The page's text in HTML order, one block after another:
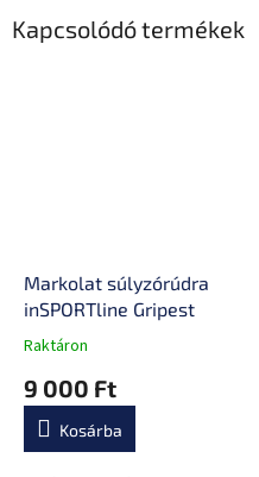
Kapcsolódó termékek
Markolat súlyzórúdra
inSPORTline Gripest
A
átlagos
értékelése
Raktáron
9 000 Ft
Kosárba